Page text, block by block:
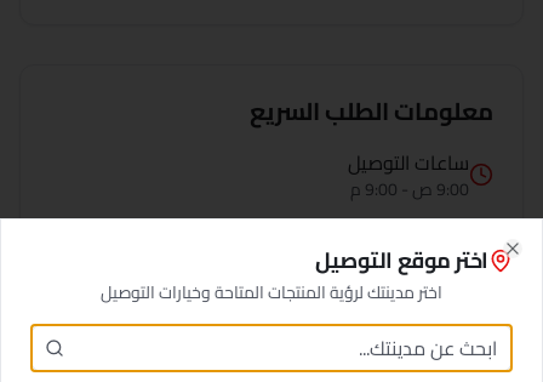
معلومات الطلب السريع
ساعات التوصيل
9:00 ص - 9:00 م
جميعلوران
تقييم العملاء
4.8/5 (127 تقييم)
اختر موقع التوصيل
اختر مدينتك لرؤية المنتجات المتاحة وخيارات التوصيل
Close